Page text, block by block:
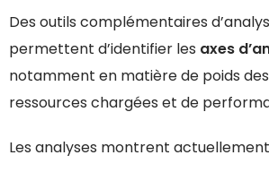
Des outils complémentaires
permettent d’identifier les axes
notamment en matière de poids
ressources chargées et de
Les analyses montrent